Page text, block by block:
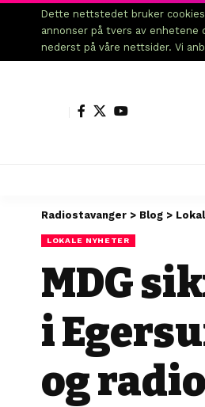
Dette nettstedet bruker
annonser på tvers av enhetene
nederst på våre nettsider. Vi
Radiostavanger > Blog >
LOKALE NYHETER
MDG
i
og radio